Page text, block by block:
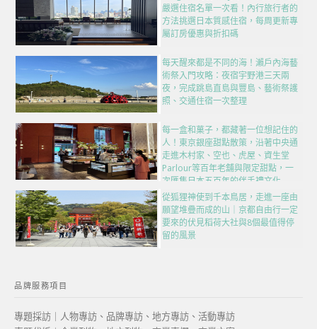
嚴選住宿名單一次看！內行旅行者的
方法挑選日本質感住宿，每周更新專
屬訂房優惠與折扣碼
每天醒來都是不同的海！瀨戶內海藝
術祭入門攻略：夜宿宇野港三天兩
夜，完成跳島直島與豐島、藝術祭護
照、交通住宿一次整理
每一盒和菓子，都藏著一位想記住的
人！東京銀座甜點散策，沿著中央通
走進木村家、空也、虎屋、資生堂
Parlour等百年老舖與限定甜點，一
次匯集日本五百年的伴手禮文化
從狐狸神使到千本鳥居，走進一座由
願望堆疊而成的山｜京都自由行一定
要來的伏見稻荷大社與8個最值得停
留的風景
品牌服務項目
專題採訪｜人物專訪、品牌專訪、地方專訪、活動專訪